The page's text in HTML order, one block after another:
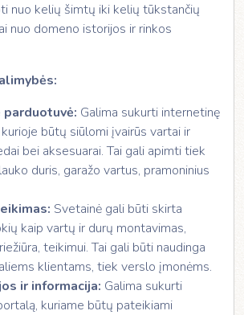
nuo kelių šimtų iki kelių tūkstančių
nuo domeno istorijos ir rinkos
Galima sukurti internetinę
būtų siūlomi įvairūs vartai ir
bei aksesuarai. Tai gali apimti tiek
duris, garažo vartus, pramoninius
Svetainė gali būti skirta
kaip vartų ir durų montavimas,
teikimui. Tai gali būti naudinga
klientams, tiek verslo įmonėms.
ir informacija: Galima sukurti
kuriame būtų pateikiami